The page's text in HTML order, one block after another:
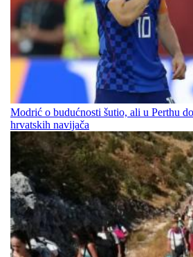
Modrić o budućnosti šutio, ali u Perthu
hrvatskih navijača